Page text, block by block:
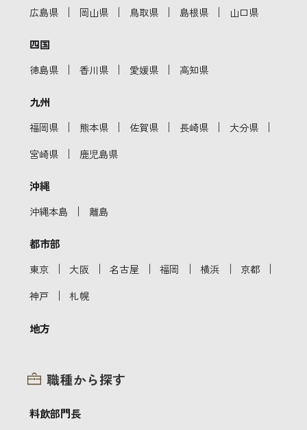
広島県 ｜ 岡山県 ｜ 鳥取県 ｜ 島根県 ｜ 山口県
四国
徳島県 ｜ 香川県 ｜ 愛媛県 ｜ 高知県
九州
福岡県 ｜ 熊本県 ｜ 佐賀県 ｜ 長崎県 ｜ 大分県 ｜
宮崎県 ｜ 鹿児島県
沖縄
沖縄本島 ｜ 離島
都市部
東京 ｜ 大阪 ｜ 名古屋 ｜ 福岡 ｜ 横浜 ｜ 京都 ｜
神戸 ｜ 札幌
地方
職種から探す
料飲部門長